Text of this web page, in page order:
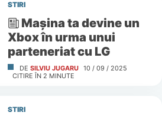
STIRI
Mașina ta devine un
Xbox în urma unui
parteneriat cu LG
DE SILVIU JUGARU 10 / 09 / 2025
CITIRE ÎN 2 MINUTE
STIRI